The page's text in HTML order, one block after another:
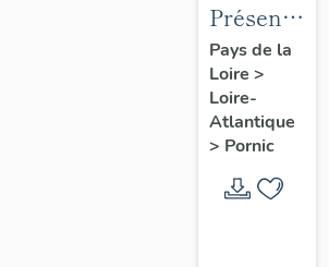
Présentation
de la
commune
de
Pornic
Pays de la
Loire >
Loire-
Atlantique
> Pornic